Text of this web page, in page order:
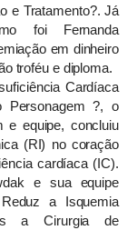
e Tratamento?. Já
foi Fernanda
em dinheiro
troféu e diploma.
Cardíaca
Personagem ?, o
e equipe, concluiu
(RI) no coração
cardíaca (IC).
e sua equipe
a Isquemia
a Cirurgia de